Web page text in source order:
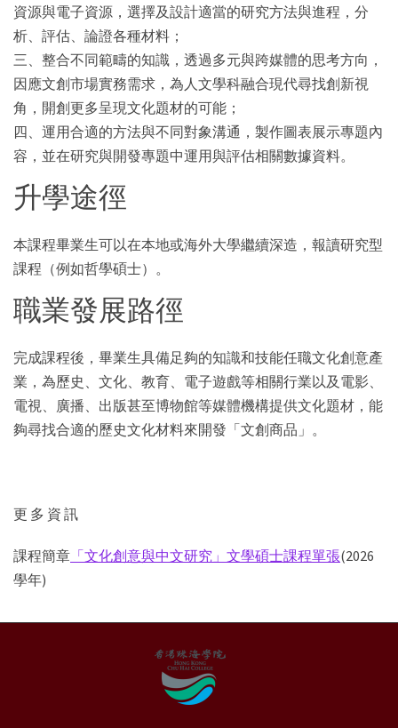
資源與電子資源，選擇及設計適當的研究方法與進程，分
析、評估、論證各種材料；
三、整合不同範疇的知識，透過多元與跨媒體的思考方向，
因應文創市場實務需求，為人文學科融合現代尋找創新視
角，開創更多呈現文化題材的可能；
四、運用合適的方法與不同對象溝通，製作圖表展示專題內
容，並在研究與開發專題中運用與評估相關數據資料。
升學途徑
本課程畢業生可以在本地或海外大學繼續深造，報讀研究型
課程（例如哲學碩士）。
職業發展路徑
完成課程後，畢業生具備足夠的知識和技能任職文化創意產
業，為歷史、文化、教育、電子遊戲等相關行業以及電影、
電視、廣播、出版甚至博物館等媒體機構提供文化題材，能
夠尋找合適的歷史文化材料來開發「文創商品」。
更 多 資 訊
課程簡章 「文化創意與中文研究」文學碩士課程單張(2026
學年)